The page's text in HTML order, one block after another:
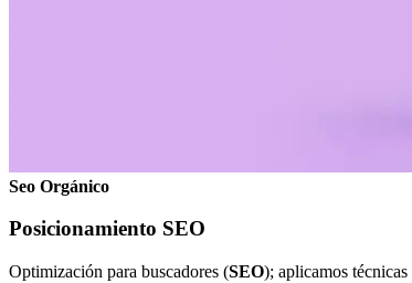
Seo Orgánico
Posicionamiento SEO
Optimización para buscadores (SEO); aplicamos